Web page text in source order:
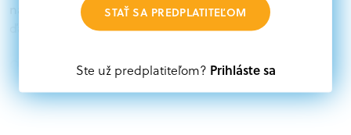
nájdete aktuálne výzvy z eurofondov, plánu obnovy a
ďalších zdrojov.
Oprávnení partneri:
Akákoľvek právnická osoba, t. j. verejný alebo súkromný
subjekt, komerčný alebo nekomerčný, ako aj
STAŤ SA PREDPLATITEĽOM
Ste už predplatiteľom? Prihláste sa